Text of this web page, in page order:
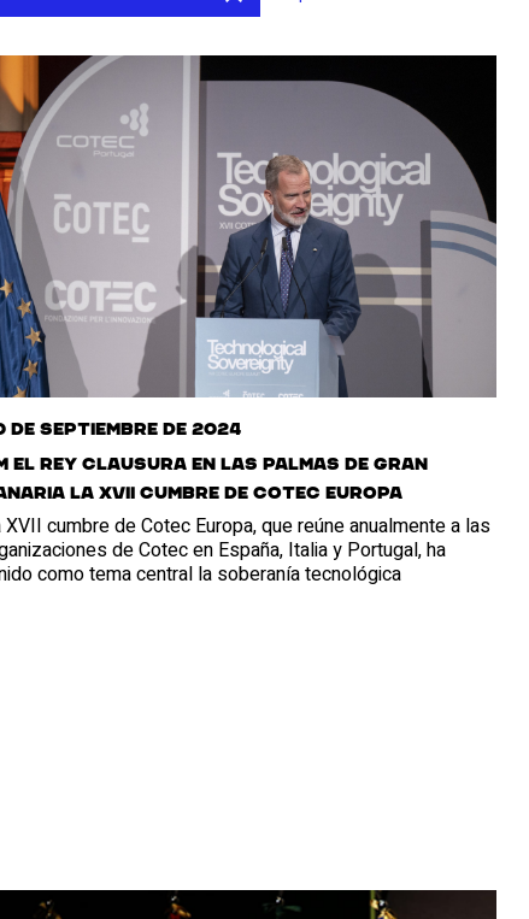
de septiembre de 2024
El Rey clausura en Las Palmas de Gran
la XVII cumbre de Cotec Europa
XVII cumbre de Cotec Europa, que reúne anualmente a las
de Cotec en España, Italia y Portugal, ha
como tema central la soberanía tecnológica